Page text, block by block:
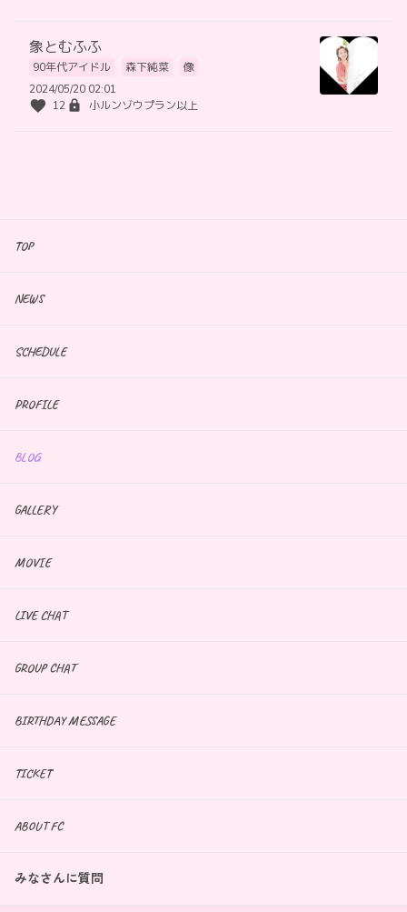
象とむふふ
90年代アイドル 森下純菜
像
2024/05/20 02:01
12
小ルンゾウプラン以上
TOP
NEWS
SCHEDULE
PROFILE
BLOG
GALLERY
MOVIE
LIVE CHAT
GROUP CHAT
BIRTHDAY MESSAGE
TICKET
ABOUT FC
みなさんに質問